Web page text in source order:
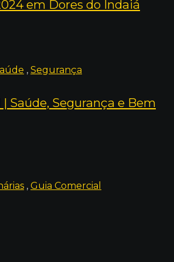
em Dores do Indaiá
, Segurança
Saúde, Segurança e Bem
, Guia Comercial